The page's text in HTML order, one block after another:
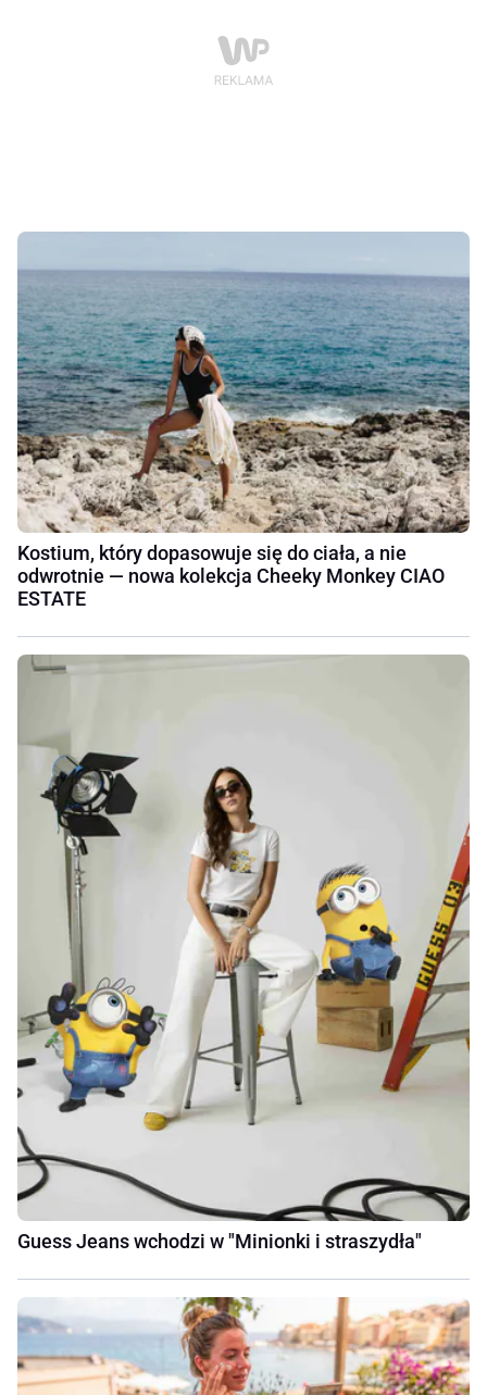
Kostium, który dopasowuje się do ciała, a nie
odwrotnie — nowa kolekcja Cheeky Monkey CIAO
ESTATE
Guess Jeans wchodzi w "Minionki i straszydła"